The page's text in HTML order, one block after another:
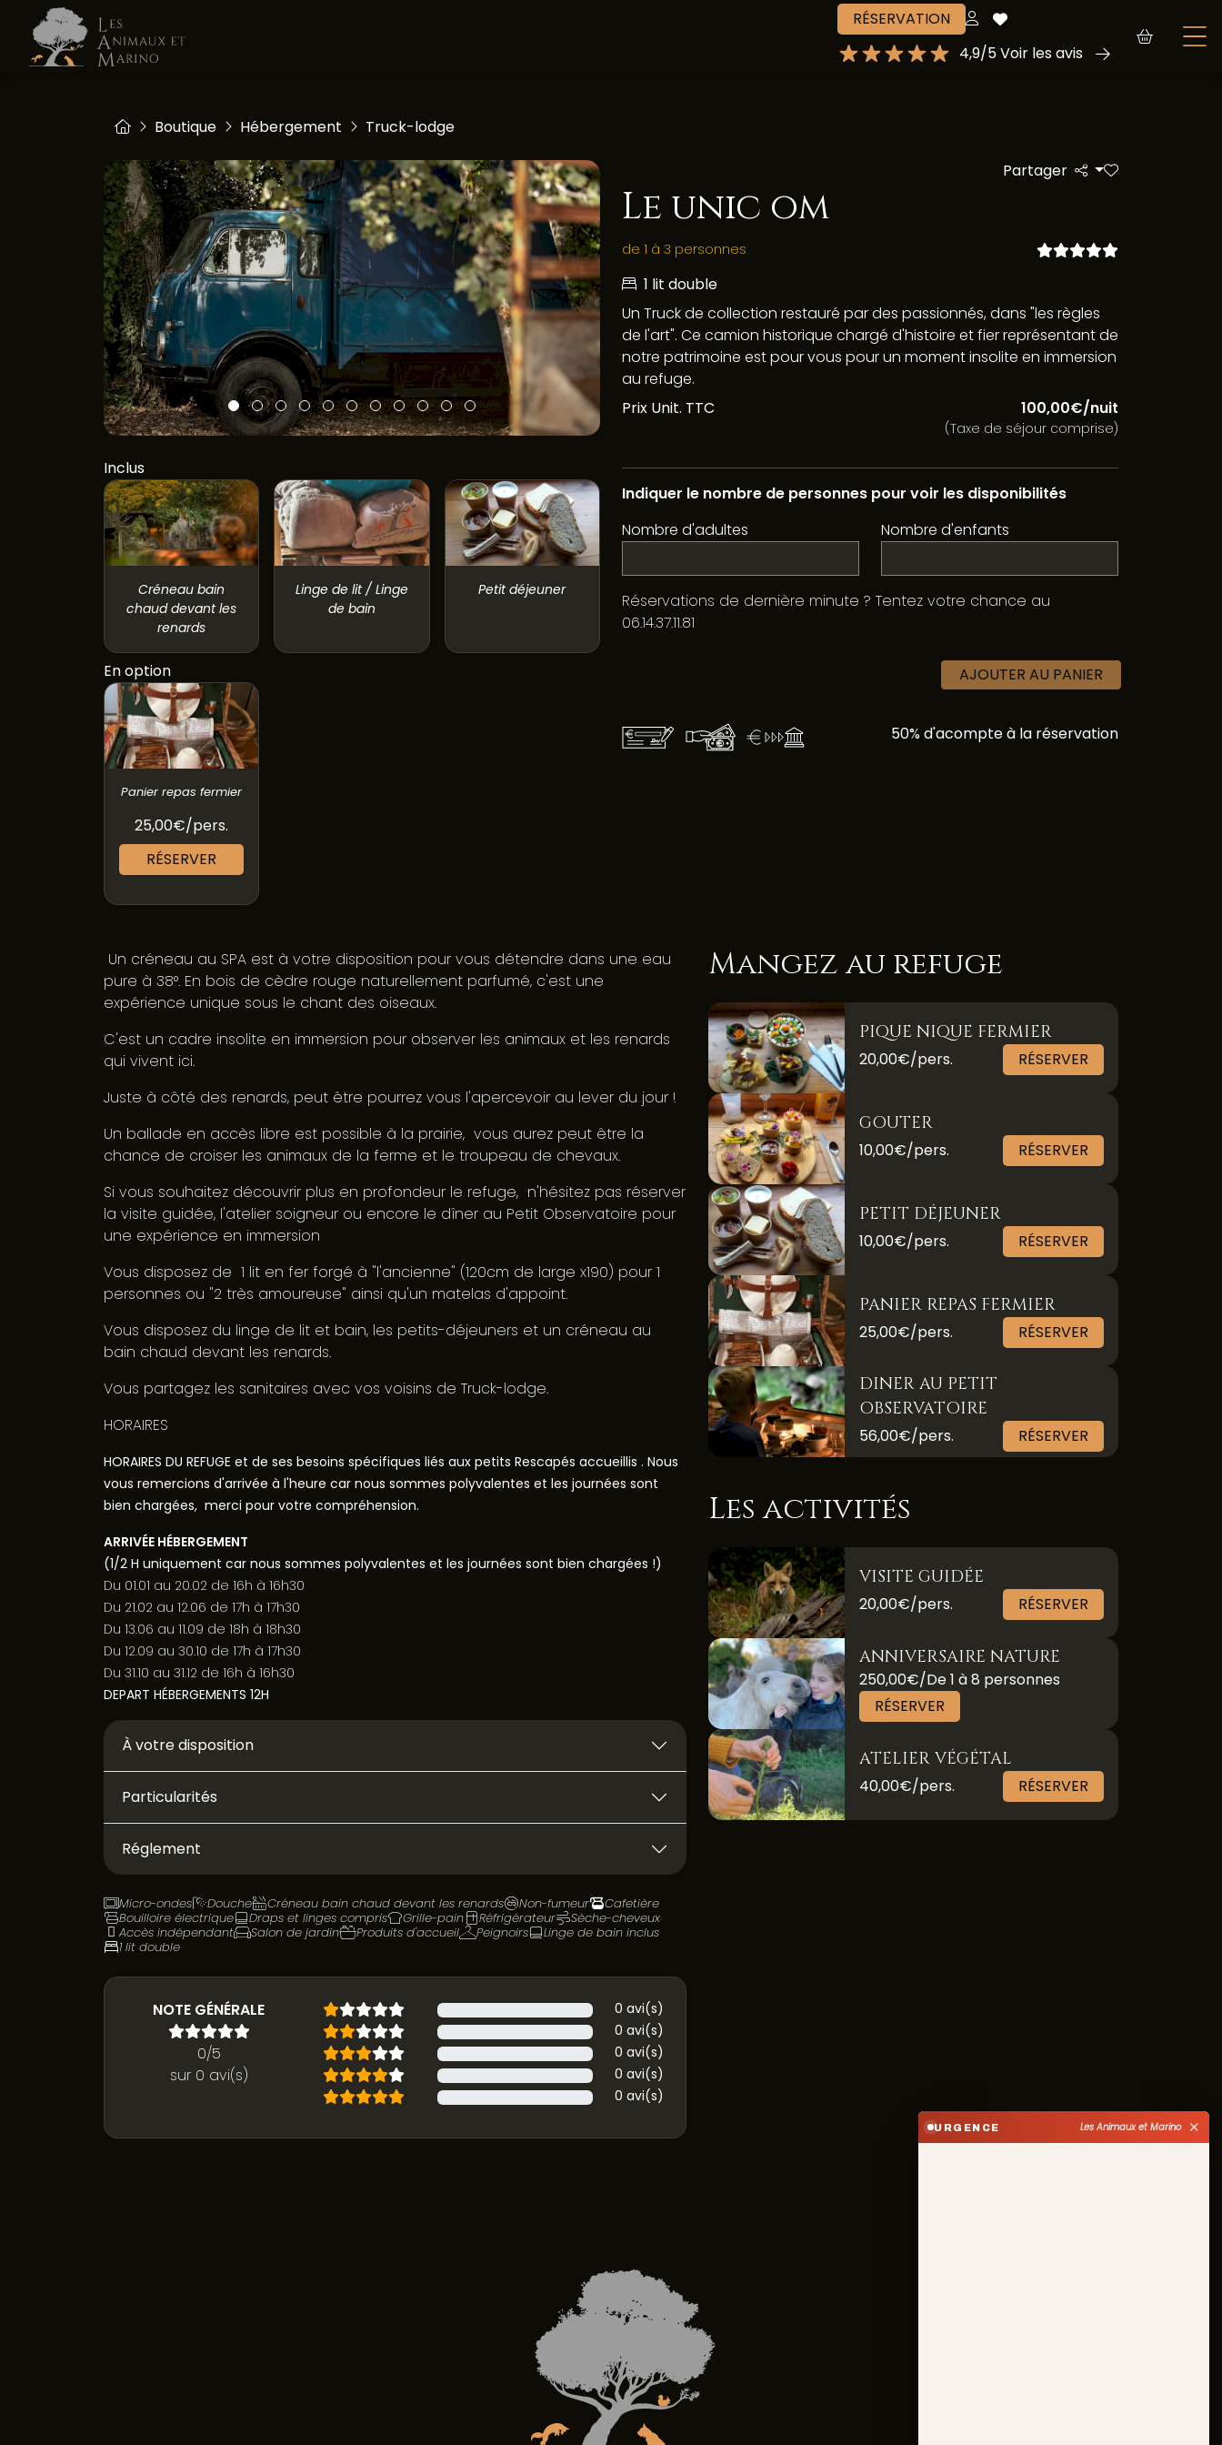
RÉSERVATION
4,9/5 Voir les avis
Boutique Hébergement Truck-lodge
Inclus
Créneau bain
chaud devant les
renards
Linge de lit / Linge
de bain
Petit déjeuner
En option
Panier repas fermier
25,00€/pers.
RÉSERVER
Partager
Le unic om
de 1 à 3 personnes
1 lit double
Un Truck de collection restauré par des passionnés, dans "les règles
de l'art". Ce camion historique chargé d'histoire et fier représentant de
notre patrimoine est pour vous pour un moment insolite en immersion
au refuge.
Prix Unit. TTC
100,00€/nuit
(Taxe de séjour comprise)
Indiquer le nombre de personnes pour voir les disponibilités
Nombre d'adultes
Nombre d'enfants
Réservations de dernière minute ? Tentez votre chance au
06.14.37.11.81
AJOUTER AU PANIER
50% d'acompte à la réservation
Un créneau au SPA est à votre disposition pour vous détendre dans une eau
pure à 38°. En bois de cèdre rouge naturellement parfumé, c'est une
expérience unique sous le chant des oiseaux.
C'est un cadre insolite en immersion pour observer les animaux et les renards
qui vivent ici.
Juste à côté des renards, peut être pourrez vous l'apercevoir au lever du jour !
Un ballade en accès libre est possible à la prairie, vous aurez peut être la
chance de croiser les animaux de la ferme et le troupeau de chevaux.
Si vous souhaitez découvrir plus en profondeur le refuge, n'hésitez pas réserver
la visite guidée, l'atelier soigneur ou encore le dîner au Petit Observatoire pour
une expérience en immersion
Vous disposez de 1 lit en fer forgé à "l'ancienne" (120cm de large x190) pour 1
personnes ou "2 très amoureuse" ainsi qu'un matelas d'appoint.
Vous disposez du linge de lit et bain, les petits-déjeuners et un créneau au
bain chaud devant les renards.
Vous partagez les sanitaires avec vos voisins de Truck-lodge.
HORAIRES
HORAIRES DU REFUGE et de ses besoins spécifiques liés aux petits Rescapés accueillis . Nous
vous remercions d'arrivée à l'heure car nous sommes polyvalentes et les journées sont
bien chargées, merci pour votre compréhension.
ARRIVÉE HÉBERGEMENT
(1/2 H uniquement car nous sommes polyvalentes et les journées sont bien chargées !)
Du 01.01 au 20.02 de 16h à 16h30
Du 21.02 au 12.06 de 17h à 17h30
Du 13.06 au 11.09 de 18h à 18h30
Du 12.09 au 30.10 de 17h à 17h30
Du 31.10 au 31.12 de 16h à 16h30
DEPART HÉBERGEMENTS 12H
À votre disposition
Particularités
Réglement
Micro-ondes Douche Créneau bain chaud devant les renards Non-fumeur
Cafetière
Bouilloire électrique
Draps et linges compris Grille-pain Réfrigérateur
Sèche-cheveux
Accès indépendant
Salon de jardin Produits d'accueil Peignoirs
Linge de bain inclus
1 lit double
NOTE GÉNÉRALE
0/5
sur 0 avi(s)
0 avi(s)
0 avi(s)
0 avi(s)
0 avi(s)
0 avi(s)
Mangez au refuge
PIQUE NIQUE FERMIER
20,00€/pers. RÉSERVER
GOUTER
10,00€/pers. RÉSERVER
PETIT DÉJEUNER
10,00€/pers. RÉSERVER
PANIER REPAS FERMIER
25,00€/pers. RÉSERVER
DINER AU PETIT
OBSERVATOIRE
56,00€/pers. RÉSERVER
Les activités
VISITE GUIDÉE
20,00€/pers. RÉSERVER
ANNIVERSAIRE NATURE
250,00€/De 1 à 8 personnes
RÉSERVER
ATELIER VÉGÉTAL
40,00€/pers. RÉSERVER
URGENCE Les Animaux et Marino ✕